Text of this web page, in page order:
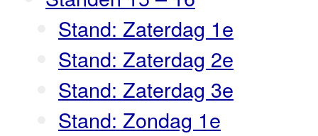
Stand: Zaterdag 1e
Stand: Zaterdag 2e
Stand: Zaterdag 3e
Stand: Zondag 1e